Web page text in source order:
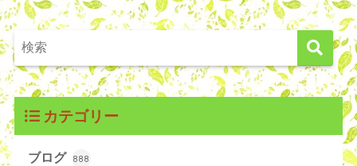
カテゴリー
ブログ 888